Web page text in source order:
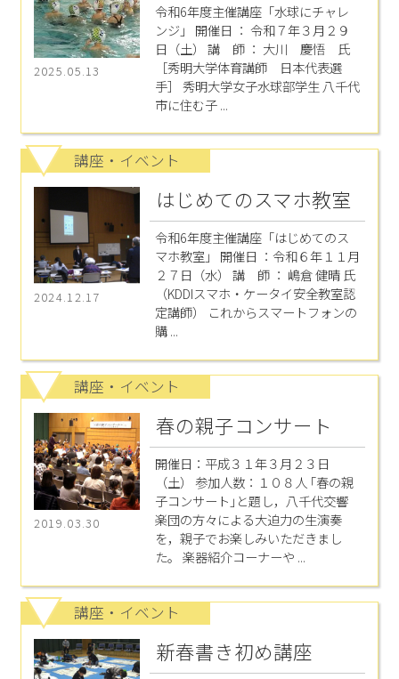
2025.05.13
令和6年度主催講座「水球にチャレ
ンジ」 開催日 ： 令和７年３月２９
日（土） 講 師 ： 大川 慶悟 氏
［秀明大学体育講師 日本代表選
手］ 秀明大学女子水球部学生 八千代
市に住む子 ...
講座・イベント
2024.12.17
はじめてのスマホ教室
令和6年度主催講座「はじめてのス
マホ教室」 開催日 ：令和６年１１月
２７日（水） 講 師 ： 嶋倉 健晴 氏
（KDDIスマホ・ケータイ安全教室認
定講師） これからスマートフォンの
購 ...
講座・イベント
2019.03.30
春の親子コンサート
開催日：平成３１年３月２３日
（土） 参加人数：１０８人 ｢春の親
子コンサート｣と題し，八千代交響
楽団の方々による大迫力の生演奏
を，親子でお楽しみいただきまし
た。 楽器紹介コーナーや ...
講座・イベント
新春書き初め講座